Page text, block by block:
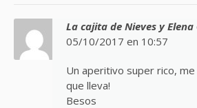
La cajita de Nieves y Elena
05/10/2017 en 10:57
Un aperitivo super rico,
que lleva!
Besos